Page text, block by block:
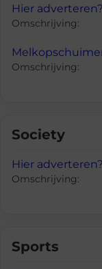
Hier
Omschrijving:
Omschrijving:
Society
Hier
Omschrijving:
Sports